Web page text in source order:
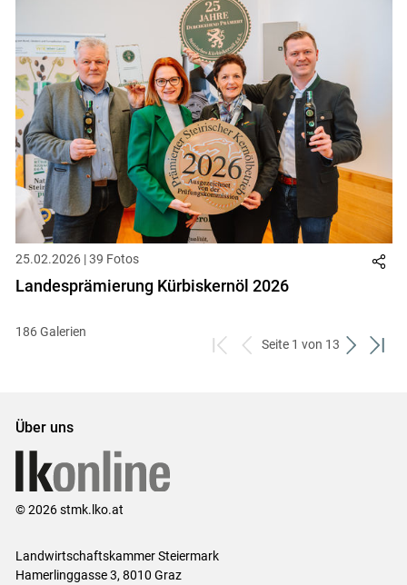
25.02.2026 | 39 Fotos
Landesprämierung Kürbiskernöl 2026
zum
zurück
Seite 1 von 13
weiterzum
186 Galerien
Über uns
© 2026 stmk.lko.at
Landwirtschaftskammer Steiermark
Hamerlinggasse 3, 8010 Graz